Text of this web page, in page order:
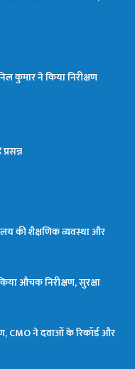
कुमार ने किया निरीक्षण
की शैक्षणिक व्यवस्था और
औचक निरीक्षण, सुरक्षा
CMO ने दवाओं के रिकॉर्ड और